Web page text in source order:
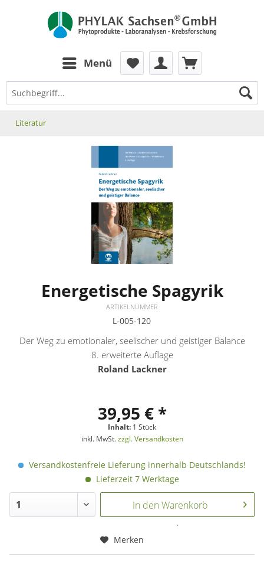
Menü
Literatur
Energetische Spagyrik
ARTIKELNUMMER
L-005-120
Der Weg zu emotionaler, seelischer und geistiger Balance
8. erweiterte Auflage
Roland Lackner
39,95 € *
Inhalt: 1 Stück
inkl. MwSt.zzgl. Versandkosten
Versandkostenfreie Lieferung innerhalb Deutschlands!
Lieferzeit 7 Werktage
In denWarenkorb
.
Merken